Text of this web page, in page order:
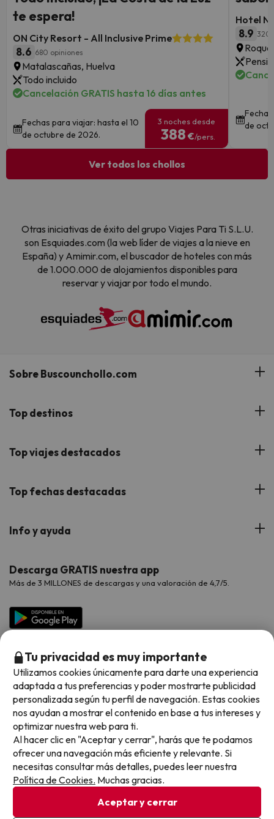
te espera!
ON City Resort - All Inclusive Prime
8.6 680 opiniones
Matalascañas, Huelva
Todo incluido
Cancelación GRATIS hasta 16 días antes
Fechas para viajar: hasta el 10
de octubre de 2026.
3 noches desde
388 €/pers.
Hotel
8.9
de
Ver todos los chollos
Otras iniciativas de éxito del grupo Viajes Para Ti S.L.U.
son Esquiades.com (la web líder de viajes a la nieve en
España) y Amimir.com, el buscador de hoteles con más
de 1.000.000 de alojamientos disponibles para
reservar y viajar por todo el mundo.
Sobre Buscounchollo.com
¿Quiénes somos?
Buscounchollo en los medios
Proveedores
Viajes para grupos
Top destinos
Hoteles Andalucía
Hoteles Cataluña
Hoteles Galicia
Hoteles Salou
Top viajes destacados
Viajes con Niños
Viajes de Novios
Chollos con Todo Incluido
Chollos en la playa
Hoteles con toboganes
Selección de la Newsletter
Los favoritos de nuestros clientes
Top fechas destacadas
Verano
Vacaciones en Agosto
Vacaciones en Octubre
Vacaciones en Noviembre
Info y ayuda
Contáctanos
Preguntas frecuentes
Descarga GRATIS nuestra app
Más de 3 MILLONES de descargas y una valoración de 4,7/5.
Métodos de pago disponibles
Condiciones generales
Política de cookies
Tu privacidad es muy importante
Utilizamos cookies únicamente para darte una experiencia
adaptada a tus preferencias y poder mostrarte publicidad
personalizada según tu perfil de navegación. Estas cookies
nos ayudan a mostrar el contenido en base a tus intereses y
optimizar nuestra web para ti.
Al hacer clic en "Aceptar y cerrar", harás que te podamos
ofrecer una navegación más eficiente y relevante. Si
necesitas consultar más detalles, puedes leer nuestra
Política de Cookies. Muchas gracias.
Aceptar y cerrar